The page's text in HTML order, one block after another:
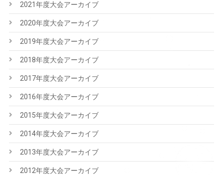
2021年度大会アーカイブ
2020年度大会アーカイブ
2019年度大会アーカイブ
2018年度大会アーカイブ
2017年度大会アーカイブ
2016年度大会アーカイブ
2015年度大会アーカイブ
2014年度大会アーカイブ
2013年度大会アーカイブ
2012年度大会アーカイブ